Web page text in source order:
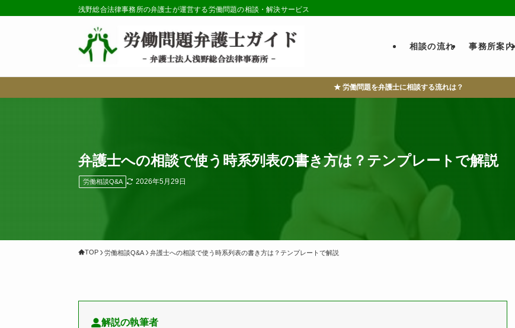
浅野総合法律事務所の弁護士が運営する労働問題の相談・解決サービス
相談の流れ 事務所案内
★ 労働問題を弁護士に相談する流れは？
弁護士への相談で使う時系列表の書き方は？テンプレートで解説
労働相談Q&A 2026年5月29日
TOP 労働相談Q&A 弁護士への相談で使う時系列表の書き方は？テンプレートで解説
解説の執筆者